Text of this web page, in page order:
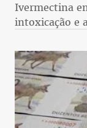
Ivermectina
intoxicação e